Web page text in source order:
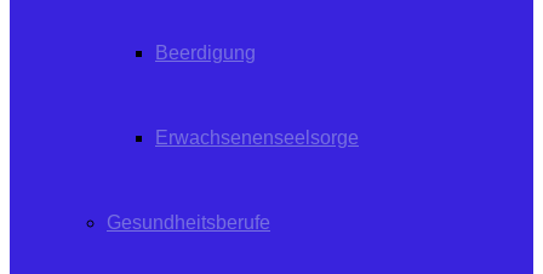
Beerdigung
Erwachsenenseelsorge
Gesundheitsberufe